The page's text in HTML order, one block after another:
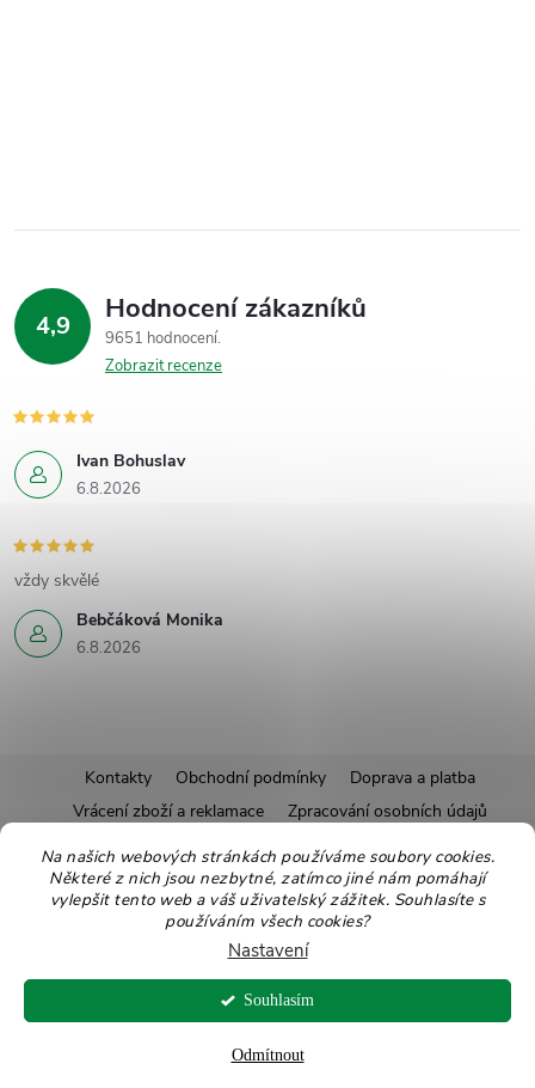
Na našich webových stránkách používáme soubory cookies.
Některé z nich jsou nezbytné, zatímco jiné nám pomáhají
vylepšit tento web a váš uživatelský zážitek. Souhlasíte s
používáním všech cookies?
Nastavení
Odmítnout
Souhlasím
4,9 Hodnocení zákazníků
9651 hodnocení
Zobrazit recenze
Ivan Bohuslav
6.8.2026
Bebčáková Monika
6.8.2026
vždy skvělé
á
Kontakty Obchodní podmínky
Doprava a platba
Vrácení zboží a reklamace
Zpracování osobních údajů
Pravidla soutěží
Affiliate program
Recepty
Pro nové dodavatele
Ekologické balení Moje objednávka
Vytvořil Shoptet
Copyright 2026Zdravoslav. Všechna práva vyhrazena.Upravit nastavení
cookies